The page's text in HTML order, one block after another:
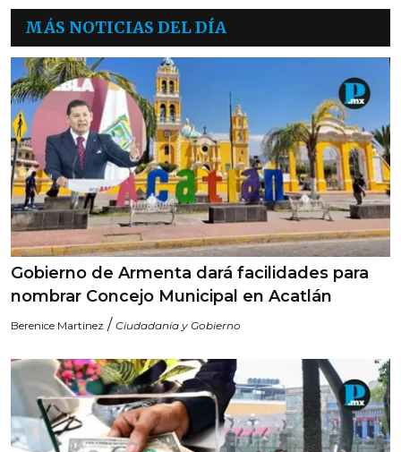
MÁS NOTICIAS DEL DÍA
Gobierno de Armenta dará facilidades para
nombrar Concejo Municipal en Acatlán
Berenice Martinez / Ciudadanía y Gobierno